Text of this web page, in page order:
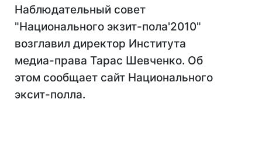
Наблюдательный совет
"Национального экзит-пола'2010"
возглавил директор Института
медиа-права Тарас Шевченко. Об
этом сообщает сайт Национального
эксит-полла.